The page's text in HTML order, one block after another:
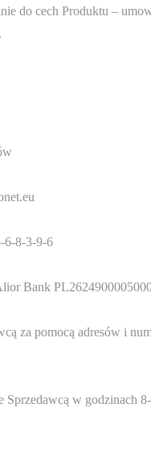
do cech Produktu –
6-8-3-9-6
Bank
za pomocą adresów i
Sprzedawcą w godzinach